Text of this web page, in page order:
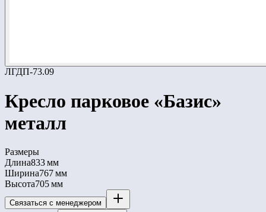
ЛГДП-73.09
Кресло парковое «Базис»
металл
Размеры
Длина833 мм
Ширина767 мм
Высота705 мм
Связаться с менеджером